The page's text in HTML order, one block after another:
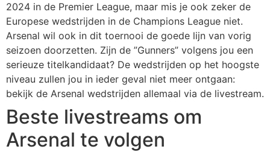
2024 in de Premier League, maar mis je ook zeker de
Europese wedstrijden in de Champions League niet.
Arsenal wil ook in dit toernooi de goede lijn van vorig
seizoen doorzetten. Zijn de ”Gunners” volgens jou een
serieuze titelkandidaat? De wedstrijden op het hoogste
niveau zullen jou in ieder geval niet meer ontgaan:
bekijk de Arsenal wedstrijden allemaal via de livestream.
Beste livestreams om
Arsenal te volgen